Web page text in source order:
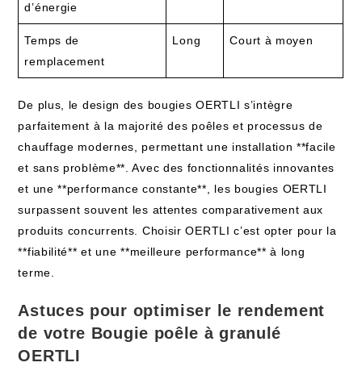
d’énergie
Temps de
remplacement
Long Court à moyen
De plus, le design des bougies OERTLI s’intègre
parfaitement à la majorité des poêles et processus de
chauffage modernes, permettant une installation **facile
et sans problème**. Avec des fonctionnalités innovantes
et une **performance constante**, les bougies OERTLI
surpassent souvent les attentes comparativement aux
produits concurrents. Choisir OERTLI c’est opter pour la
**fiabilité** et une **meilleure performance** à long
terme.
Astuces pour optimiser le rendement
de votre Bougie poêle à granulé
OERTLI